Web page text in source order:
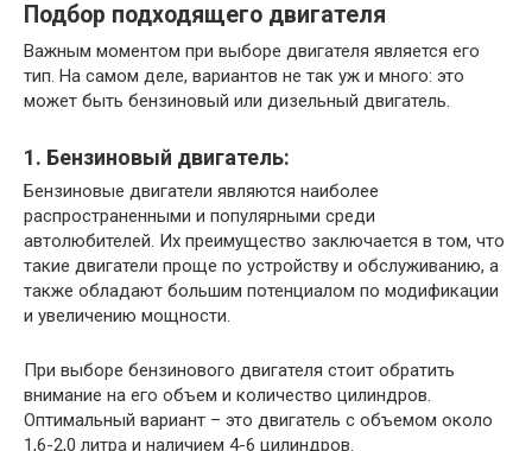
Подбор подходящего двигателя
Важным моментом при выборе двигателя является его
тип. На самом деле, вариантов не так уж и много: это
может быть бензиновый или дизельный двигатель.
1. Бензиновый двигатель:
Бензиновые двигатели являются наиболее
распространенными и популярными среди
автолюбителей. Их преимущество заключается в том, что
такие двигатели проще по устройству и обслуживанию, а
также обладают большим потенциалом по модификации
и увеличению мощности.
При выборе бензинового двигателя стоит обратить
внимание на его объем и количество цилиндров.
Оптимальный вариант – это двигатель с объемом около
1,6-2,0 литра и наличием 4-6 цилиндров.